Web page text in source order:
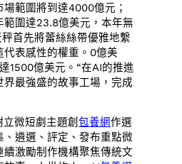
範圍將到達4000億元；
範圍達23.8億美元，本年無
首先將蕾絲絲帶優雅地繫
表感性的權重。0億美
1500億美元。“在AI的推進
最強盛的故事工場，完成
立微短劇主題創包養網作選
遴選、評定、發布重點微
續激勵制作機構聚焦傳統文